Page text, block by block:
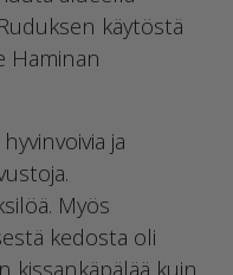
käytöstä
Haminan
ja
Myös
kedosta oli
kissankäpälää kuin